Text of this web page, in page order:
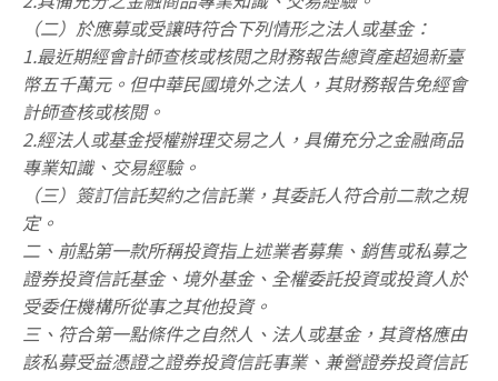
（二）於應募或受讓時符合下列情形之法人或基金：
1.最近期經會計師查核或核閱之財務報告總資產超過新臺
幣五千萬元。但中華民國境外之法人，其財務報告免經會
計師查核或核閱。
2.經法人或基金授權辦理交易之人，具備充分之金融商品
專業知識、交易經驗。
（三）簽訂信託契約之信託業，其委託人符合前二款之規
定。
二、前點第一款所稱投資指上述業者募集、銷售或私募之
證券投資信託基金、境外基金、全權委託投資或投資人於
受委任機構所從事之其他投資。
三、符合第一點條件之自然人、法人或基金，其資格應由
該私募受益憑證之證券投資信託事業、兼營證券投資信託